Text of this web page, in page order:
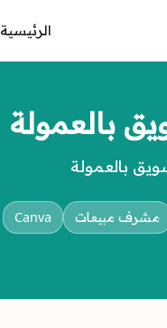
الرئيسية
بالعمولة
بالعمولة
مشرف مبيعات Canva